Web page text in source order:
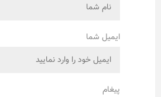
ایمیل شما
پیغام